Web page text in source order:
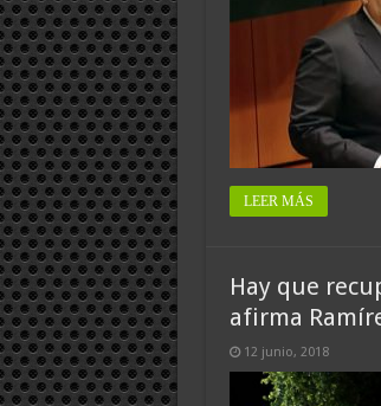
LEER MÁS
Hay que
afirma
12 junio, 2018